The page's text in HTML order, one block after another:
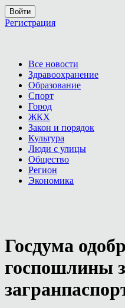
Войти
Регистрация
Все новости
Здравоохранение
Образование
Спорт
Город
ЖКХ
Закон и порядок
Культура
Люди с улицы
Общество
Регион
Экономика
Госдума
госпошлины